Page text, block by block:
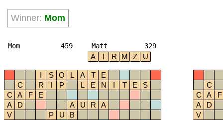
Winner: Mom
Mom 459 Matt 329
A I R M Z U
I S O L A T
E
C
R I P L E N I T E
S
C
A F
E
A
D A U R
A
V
P U
B
C
C
A
F
A
D
V